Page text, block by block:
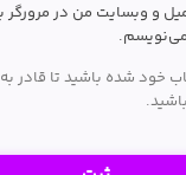
و وبسایت من در مرورگر
خود شده باشید تا قادر